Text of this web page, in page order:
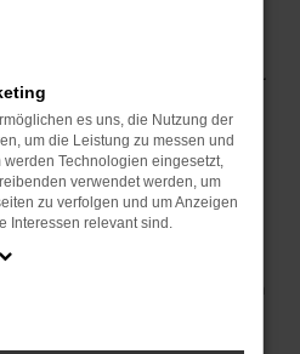
ist Ihr
wenn es um
Wir bieten Ihnen nicht nur
Fahrzeugen,
Beratung, damit
Modell finden.
zusätzlichenServices
bequemen
Fahrzeugs. Besuchen
Sie sich von der Qualität
Ihnen bieten!
es uns, die Nutzung der
um die Leistung zu messen und
Technologien eingesetzt,
verwendet werden, um
zu verfolgen und um Anzeigen
Interessen relevant sind.